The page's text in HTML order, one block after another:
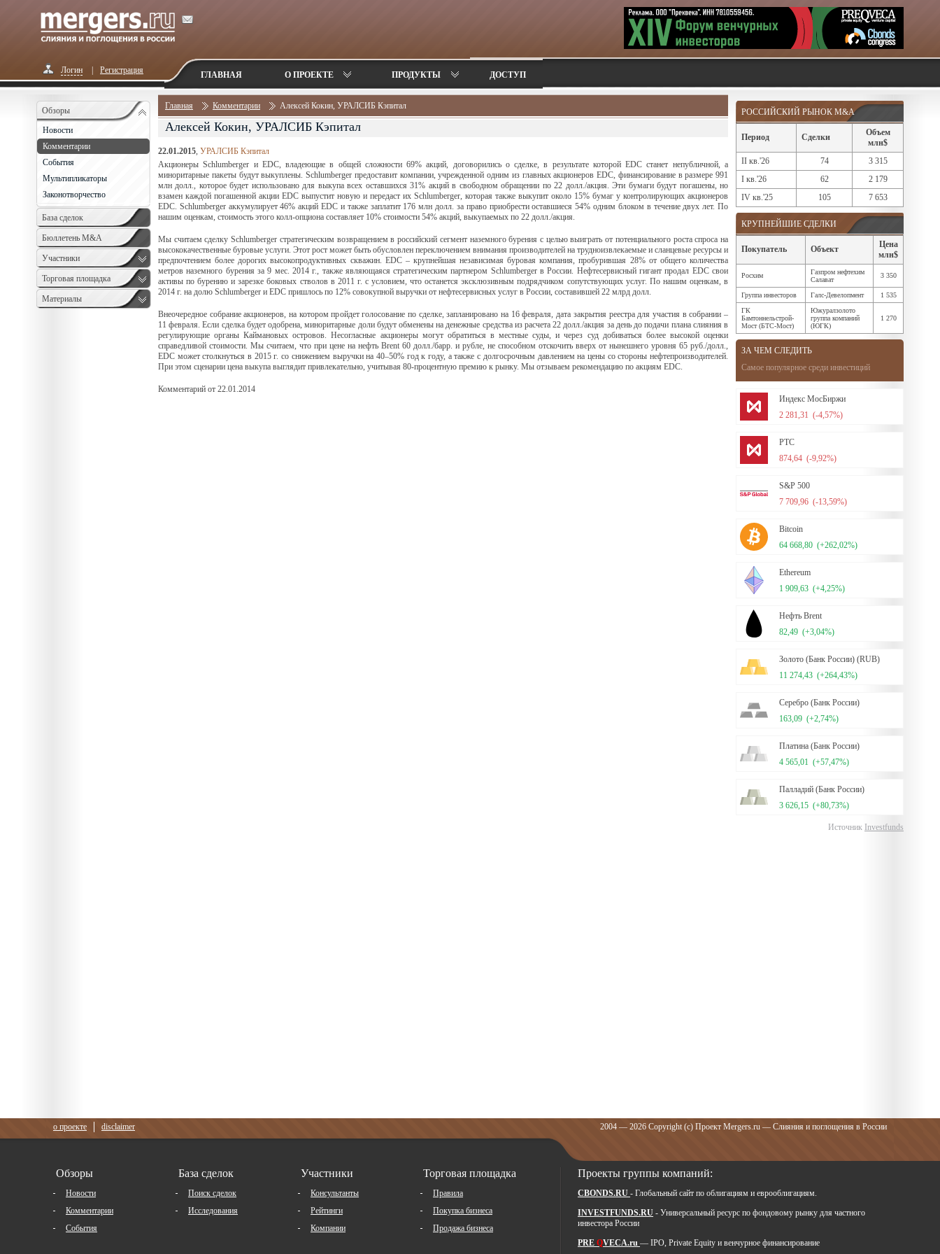
Логин Регистрация ГЛАВНАЯ О ПРОЕКТЕ ПРОДУКТЫ ДОСТУП
Обзоры
Новости
Комментарии
События
Мультипликаторы
Законотворчество
База сделок
Бюллетень M&A
Monthly
Участники
Торговая площадка
Материалы
РОССИЙСКИЙ РЫНОК M&A
Период Сделки
Объем
млн$
II кв.'26
74
3 315
I кв.'26
62
2 179
IV кв.'25
105 7 653
КРУПНЕЙШИЕ СДЕЛКИ
Покупатель Объект
Цена
млн$
Росхим
Газпром нефтехим
Салават
3 350
Группа инвесторов Галс-Девелопмент
1 535
ГК
Бамтоннельстрой-
Мост (БТС-Мост)
Южуралзолото
группа компаний
(ЮГК)
1 270
ЗА ЧЕМ СЛЕДИТЬ
Самое популярное среди инвестиций
Индекс МосБиржи
2 281,31 (-4,57%)
РТС
874,64 (-9,92%)
S&P 500
7 709,96 (-13,59%)
Bitcoin
64 668,80 (+262,02%)
Ethereum
1 909,63 (+4,25%)
Нефть Brent
82,49 (+3,04%)
Золото (Банк России) (RUB)
11 274,43 (+264,43%)
Серебро (Банк России)
163,09 (+2,74%)
Платина (Банк России)
4 565,01 (+57,47%)
Палладий (Банк России)
3 626,15 (+80,73%)
Источник Investfunds
Главная Комментарии Алексей Кокин, УРАЛСИБ Кэпитал
Алексей Кокин, УРАЛСИБ Кэпитал
22.01.2015, УРАЛСИБ Кэпитал
Акционеры Schlumberger и EDC, владеющие в общей сложности 69% акций, договорились о сделке, в результате которой EDC станет непубличной, а
миноритарные пакеты будут выкуплены. Schlumberger предоставит компании, учрежденной одним из главных акционеров EDC, финансирование в размере 991
млн долл., которое будет использовано для выкупа всех оставшихся 31% акций в свободном обращении по 22 долл./акция. Эти бумаги будут погашены, но
взамен каждой погашенной акции EDC выпустит новую и передаст их Schlumberger, которая также выкупит около 15% бумаг у контролирующих акционеров
EDC. Schlumberger аккумулирует 46% акций EDC и также заплатит 176 млн долл. за право приобрести оставшиеся 54% одним блоком в течение двух лет. По
нашим оценкам, стоимость этого колл-опциона составляет 10% стоимости 54% акций, выкупаемых по 22 долл./акция.
Мы считаем сделку Schlumberger стратегическим возвращением в российский сегмент наземного бурения с целью выиграть от потенциального роста спроса на
высококачественные буровые услуги. Этот рост может быть обусловлен переключением внимания производителей на трудноизвлекаемые и сланцевые ресурсы и
предпочтением более дорогих высокопродуктивных скважин. EDC – крупнейшая независимая буровая компания, пробурившая 28% от общего количества
метров наземного бурения за 9 мес. 2014 г., также являющаяся стратегическим партнером Schlumberger в России. Нефтесервисный гигант продал EDC свои
активы по бурению и зарезке боковых стволов в 2011 г. с условием, что останется эксклюзивным подрядчиком сопутствующих услуг. По нашим оценкам, в
2014 г. на долю Schlumberger и EDC пришлось по 12% совокупной выручки от нефтесервисных услуг в России, составившей 22 млрд долл.
Внеочередное собрание акционеров, на котором пройдет голосование по сделке, запланировано на 16 февраля, дата закрытия реестра для участия в собрании –
11 февраля. Если сделка будет одобрена, миноритарные доли будут обменены на денежные средства из расчета 22 долл./акция за день до подачи плана слияния в
регулирующие органы Каймановых островов. Несогласные акционеры могут обратиться в местные суды, и через суд добиваться более высокой оценки
справедливой стоимости. Мы считаем, что при цене на нефть Brent 60 долл./барр. и рубле, не способном отскочить вверх от нынешнего уровня 65 руб./долл.,
EDC может столкнуться в 2015 г. со снижением выручки на 40–50% год к году, а также с долгосрочным давлением на цены со стороны нефтепроизводителей.
При этом сценарии цена выкупа выглядит привлекательно, учитывая 80-процентную премию к рынку. Мы отзываем рекомендацию по акциям EDC.
Комментарий от 22.01.2014
о проекте disclaimer 2004 — 2026 Copyright (c) Проект Mergers.ru — Слияния и поглощения в России
Обзоры
Новости
Комментарии
События
База сделок
Поиск сделок
Исследования
Участники
Консультанты
Рейтинги
Компании
Торговая площадка
Правила
Покупка бизнеса
Продажа бизнеса
Проекты группы компаний:
CBONDS.RU - Глобальный сайт по облигациям и еврооблигациям.
INVESTFUNDS.RU - Универсальный ресурс по фондовому рынку для частного
инвестора России
PRE QVECA.ru — IPO, Private Equity и венчурное финансирование